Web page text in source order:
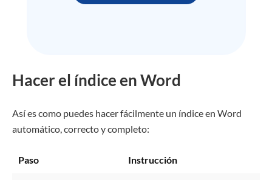
Hacer el índice en Word
Así es como puedes hacer fácilmente un índice en Word
automático, correcto y completo:
Paso Instrucción